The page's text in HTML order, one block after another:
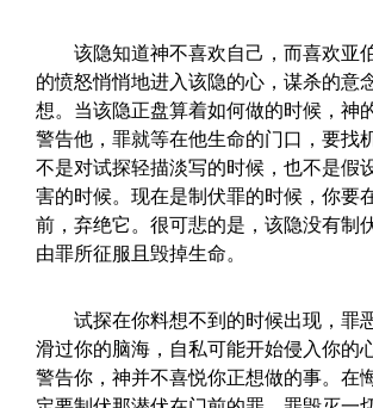
该隐知道神不喜欢自己，而喜欢亚
的愤怒悄悄地进入该隐的心，谋杀的意
想。当该隐正盘算着如何做的时候，神
警告他，罪就等在他生命的门口，要找
不是对试探轻描淡写的时候，也不是假
害的时候。现在是制伏罪的时候，你要
前，弃绝它。很可悲的是，该隐没有制
由罪所征服且毁掉生命。
试探在你料想不到的时候出现，罪
滑过你的脑海，自私可能开始侵入你的
警告你，神并不喜悦你正想做的事。在